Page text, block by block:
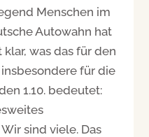
Menschen im
Autowahn hat
klar, was das für den
für die
1.10. bedeutet:
sind viele. Das